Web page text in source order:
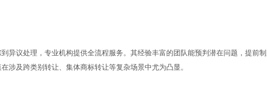
异议处理，专业机构提供全流程服务。其经验丰富的团队能预判潜在问题，提前
涉及跨类别转让、集体商标转让等复杂场景中尤为凸显。